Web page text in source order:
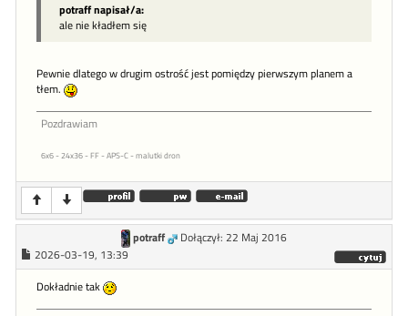
potraff napisał/a:
ale nie kładłem się
Pewnie dlatego w drugim ostrość jest pomiędzy pierwszym planem a
tłem.
Pozdrawiam
6x6 - 24x36 - FF - APS-C - malutki dron
potraff
Dołączył: 22 Maj 2016
2026-03-19, 13:39
Dokładnie tak